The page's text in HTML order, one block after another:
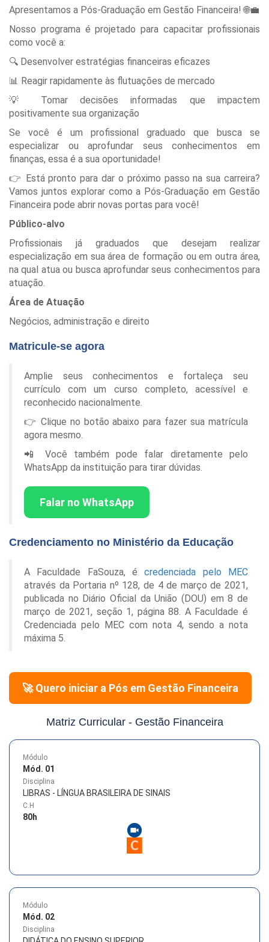
Apresentamos a Pós-Graduação em Gestão Financeira! 🌐💼
Nosso programa é projetado para capacitar profissionais
como você a:
🔍 Desenvolver estratégias financeiras eficazes
📊 Reagir rapidamente às flutuações de mercado
💡 Tomar decisões informadas que impactem
positivamente sua organização
Se você é um profissional graduado que busca se
especializar ou aprofundar seus conhecimentos em
finanças, essa é a sua oportunidade!
👉 Está pronto para dar o próximo passo na sua carreira?
Vamos juntos explorar como a Pós-Graduação em Gestão
Financeira pode abrir novas portas para você!
Público-alvo
Profissionais já graduados que desejam realizar
especialização em sua área de formação ou em outra área,
na qual atua ou busca aprofundar seus conhecimentos para
atuação.
Área de Atuação
Negócios, administração e direito
Matricule-se agora
Amplie seus conhecimentos e fortaleça seu
currículo com um curso completo, acessível e
reconhecido nacionalmente.
👉 Clique no botão abaixo para fazer sua matrícula
agora mesmo.
📲 Você também pode falar diretamente pelo
WhatsApp da instituição para tirar dúvidas.
Falar no WhatsApp
Credenciamento no Ministério da Educação
A Faculdade FaSouza, écredenciada pelo MEC
através da Portaria nº 128, de 4 de março de 2021,
publicada no Diário Oficial da União (DOU) em 8 de
março de 2021, seção 1, página 88. A Faculdade é
Credenciada pelo MEC com nota 4, sendo a nota
máxima 5.
🚀 Quero iniciar a Pós em Gestão Financeira
Matriz Curricular - Gestão Financeira
Módulo
Mód. 01
Disciplina
LIBRAS - LÍNGUA BRASILEIRA DE SINAIS
C.H
80h
Módulo
Mód. 02
Disciplina